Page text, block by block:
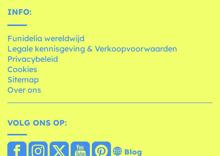
INFO:
Funidelia wereldwijd
Legale kennisgeving & Verkoopvoorwaarden
Privacybeleid
Cookies
Sitemap
Over ons
VOLG ONS OP:
Blog